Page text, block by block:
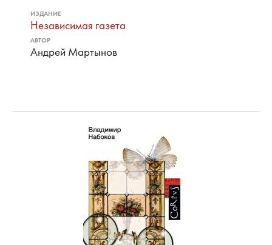
ИЗДАНИЕ
Независимая газета
АВТОР
Андрей Мартынов